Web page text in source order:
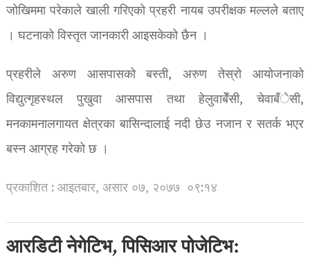
जोखिममा परेकाले खाली गरिएको प्रहरी नायब उपरीक्षक मल्लले बताए
। घटनाको विस्तृत जानकारी आइसकेको छैन ।
प्रहरीले अरुण आसपासको बस्ती, अरुण तेस्रो आयोजनाको
विद्युत्गृहस्थल पुखुवा आसपास तथा हेलुवाबेँसी, चेवाबँेसी,
मनकामनालगायत क्षेत्रका बासिन्दालाई नदी छेउ नजान र सतर्क भएर
बस्न आग्रह गरेको छ ।
प्रकाशित : आइतबार, असार ०७, २०७७ ०९:१४
आरडिटी नेगेटिभ, पिसिआर पोजेटिभ: